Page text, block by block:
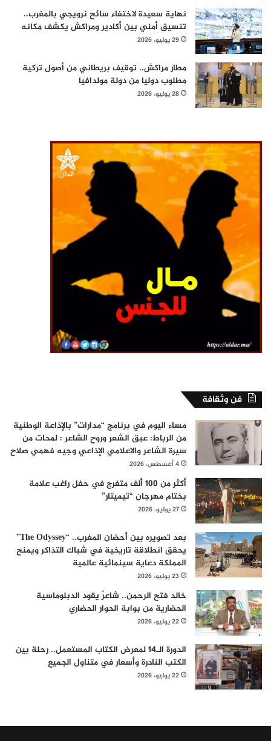
نهاية سعيدة لاختفاء سائح نرويجي بالمغرب..
تنسيق أمني بين أكادير ومراكش يكشف مكانه
29 يوليو، 2026
مطار مراكش.. توقيف بريطاني من أصول تركية
مطلوب دوليا من دولة مولدافيا
28 يوليو، 2026
فن وثقافة
مساء اليوم في برنامج “مدارات” بالإذاعة الوطنية
من الرباط: عبق الشعر وروح الشاعر : لمحات من
سيرة الشاعر والاعلامي الإذاعي وجيه فهمي صلاح
4 أغسطس، 2026
أكثر من 100 ألف متفرج في حفل راغب علامة
بختام مهرجان “تيميتار”
27 يوليو، 2026
بعد تصويره بين أحضان المغرب.. “The Odyssey”
يحقق انطلاقة تاريخية في شباك التذاكر ويمنح
المملكة دعاية سينمائية عالمية
23 يوليو، 2026
خالد فتح الرحمن.. شاعرٌ يقود الدبلوماسية
الحضارية من بوابة الحوار الحضاري
22 يوليو، 2026
الدورة الـ14 لمعرض الكتاب المستعمل.. رحلة بين
الكتب النادرة وأسعار في متناول الجميع
22 يوليو، 2026